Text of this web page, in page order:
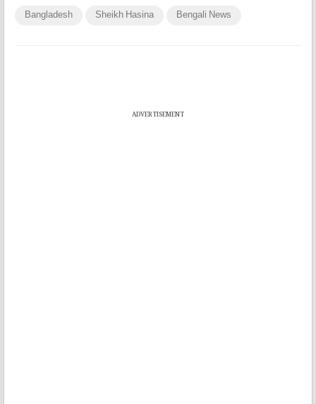
Bangladesh Sheikh Hasina Bengali News
ADVERTISEMENT